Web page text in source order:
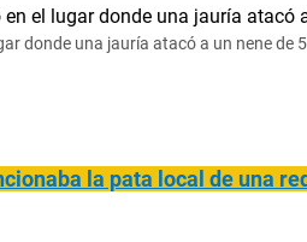
donde una jauría atacó a un nene de
la pata local de una